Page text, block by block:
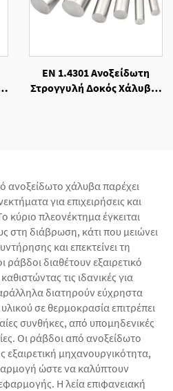
EN 1.4301 Ανοξείδωτη
Στρογγυλή Δοκός Χάλυβα,
ανοξείδωτο χάλυβα παρέχει
για επιχειρήσεις και
κύριο πλεονέκτημα έγκειται
στη διάβρωση, κάτι που μειώνει
και επεκτείνει τη
ράβδοι διαθέτουν εξαιρετικό
τις ιδανικές για
διατηρούν εύχρηστα
σε θερμοκρασία επιτρέπει
συνθήκες, από υπομηδενικές
Οι ράβδοι από ανοξείδωτο
μηχανουργικότητα,
ώστε να καλύπτουν
Η λεία επιφανειακή